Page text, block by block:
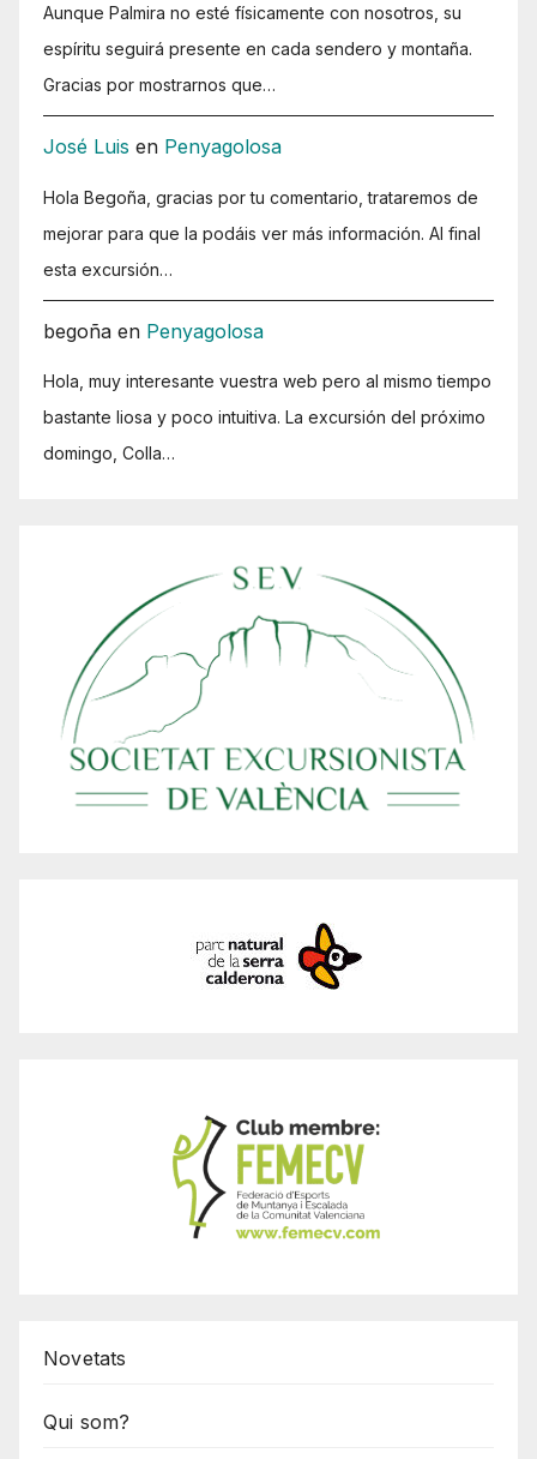
Aunque Palmira no esté físicamente con nosotros, su
espíritu seguirá presente en cada sendero y montaña.
Gracias por mostrarnos que…
José Luis en Penyagolosa
Hola Begoña, gracias por tu comentario, trataremos de
mejorar para que la podáis ver más información. Al final
esta excursión…
begoña en Penyagolosa
Hola, muy interesante vuestra web pero al mismo tiempo
bastante liosa y poco intuitiva. La excursión del próximo
domingo, Colla…
Novetats
Qui som?